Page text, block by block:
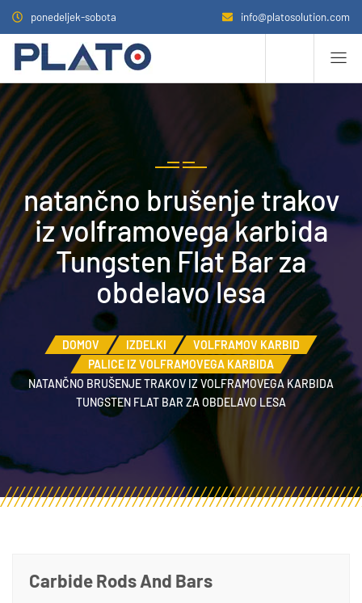
ponedeljek-sobota info@platosolution.com
natančno brušenje trakov
iz volframovega karbida
Tungsten Flat Bar za
obdelavo lesa
DOMOV IZDELKI
VOLFRAMOV KARBID
PALICE IZ VOLFRAMOVEGA KARBIDA
NATANČNO BRUŠENJE TRAKOV IZ VOLFRAMOVEGA KARBIDA
TUNGSTEN FLAT BAR ZA OBDELAVO LESA
Carbide Rods And Bars